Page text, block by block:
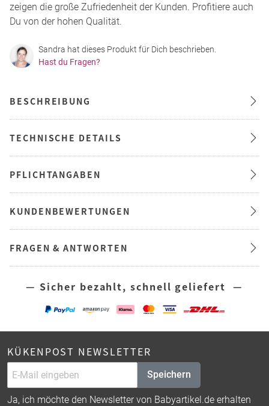
zeigen die große Zufriedenheit der Kunden. Profitiere auch
Du von der hohen Qualität.
Sandra hat dieses Produkt für Dich beschrieben.
Hast du Fragen?
BESCHREIBUNG
TECHNISCHE DETAILS
PFLICHTANGABEN
KUNDENBEWERTUNGEN
FRAGEN & ANTWORTEN
— Sicher bezahlt, schnell geliefert —
KÜKENPOST NEWSLETTER
Speichern
Ja, ich möchte den Newsletter von Babyartikel.de erhalten